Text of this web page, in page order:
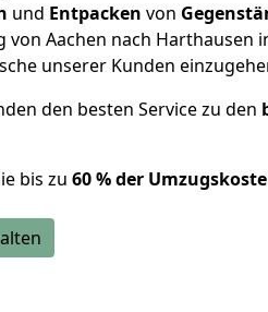
und Entpacken von
Aachen nach Harthausen
unserer Kunden
den besten Service zu den
bis zu 60 % der